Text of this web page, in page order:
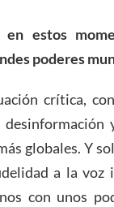
en estos
poderes
crítica,
globales. Y
a la
con unos